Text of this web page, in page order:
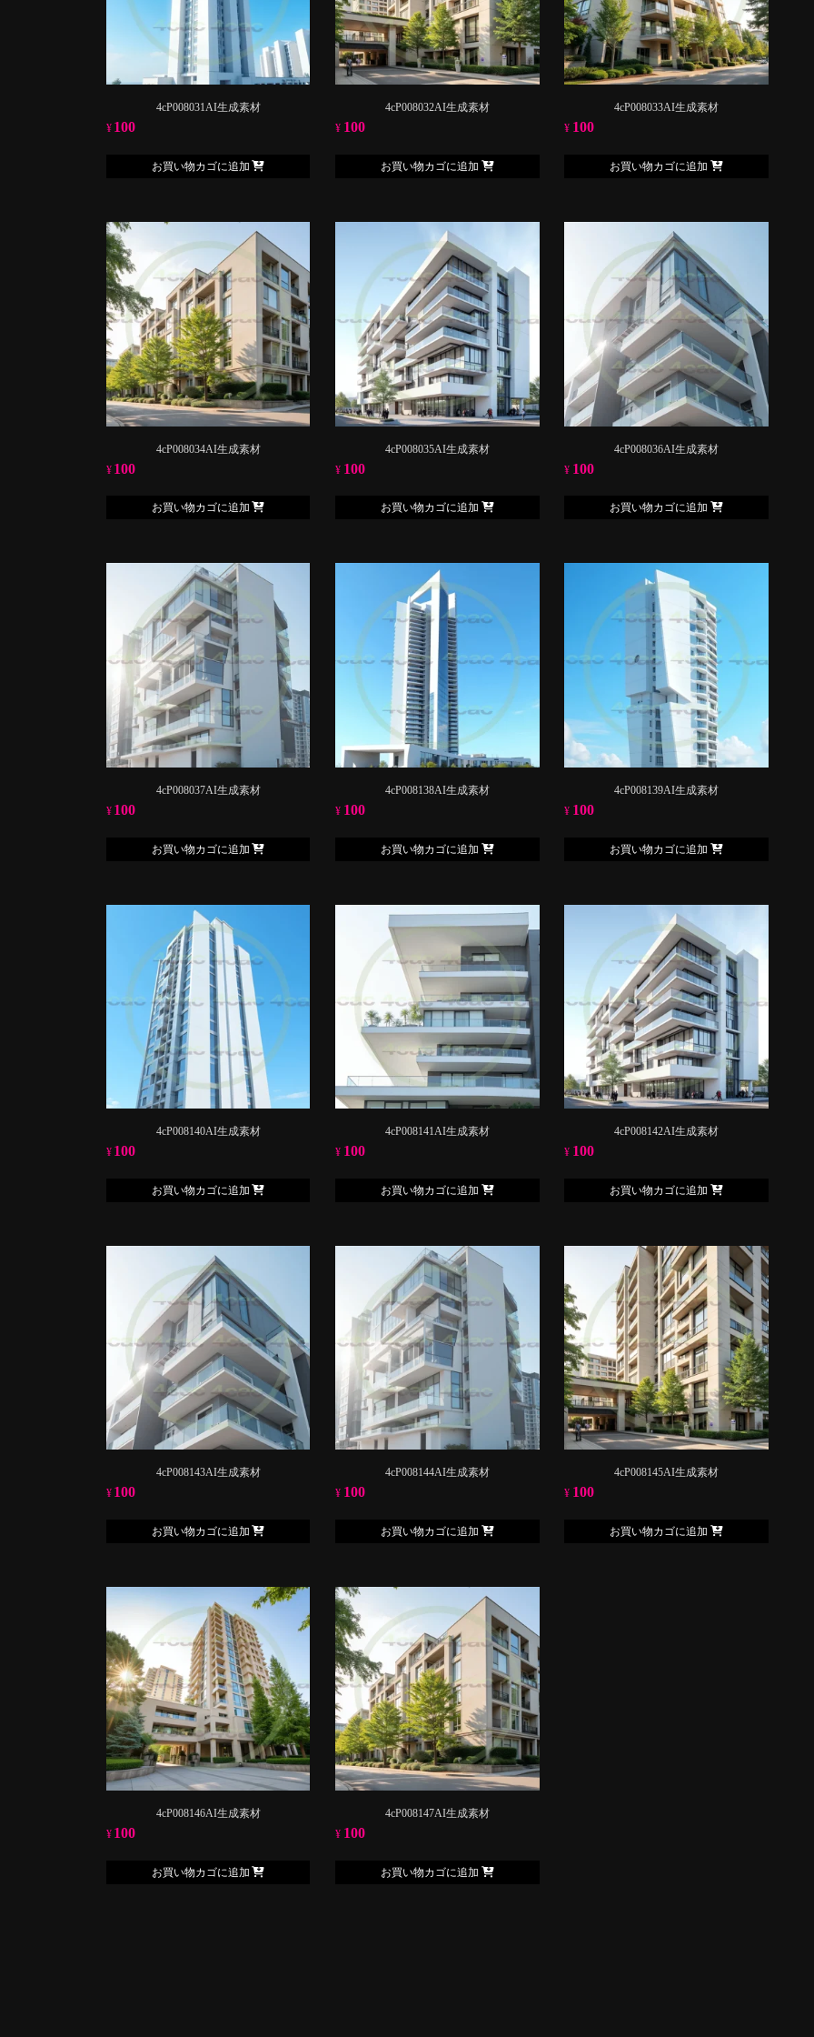
4cP008031AI生成素材
¥ 100
お買い物カゴに追加
4cP008032AI生成素材
¥ 100
お買い物カゴに追加
4cP008033AI生成素材
¥ 100
お買い物カゴに追加
4cP008034AI生成素材
¥ 100
お買い物カゴに追加
4cP008035AI生成素材
¥ 100
お買い物カゴに追加
4cP008036AI生成素材
¥ 100
お買い物カゴに追加
4cP008037AI生成素材
¥ 100
お買い物カゴに追加
4cP008138AI生成素材
¥ 100
お買い物カゴに追加
4cP008139AI生成素材
¥ 100
お買い物カゴに追加
4cP008140AI生成素材
¥ 100
お買い物カゴに追加
4cP008141AI生成素材
¥ 100
お買い物カゴに追加
4cP008142AI生成素材
¥ 100
お買い物カゴに追加
4cP008143AI生成素材
¥ 100
お買い物カゴに追加
4cP008144AI生成素材
¥ 100
お買い物カゴに追加
4cP008145AI生成素材
¥ 100
お買い物カゴに追加
4cP008146AI生成素材
¥ 100
お買い物カゴに追加
4cP008147AI生成素材
¥ 100
お買い物カゴに追加